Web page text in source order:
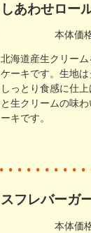
しあわせロー
本体価
北海道産生クリー
ケーキです。生地
しっとり食感に仕
と生クリームの味
ーキです。
スフレバーガ
本体価